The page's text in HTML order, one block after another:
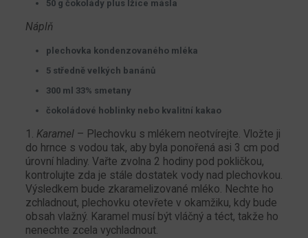
50 g čokolády plus lžíce másla
Náplň
plechovka kondenzovaného mléka
5 středně velkých banánů
300 ml 33% smetany
čokoládové hoblinky nebo kvalitní kakao
1. Karamel– Plechovku s mlékem neotvírejte. Vložte ji
do hrnce s vodou tak, aby byla ponořená asi 3 cm pod
úrovní hladiny. Vařte zvolna 2 hodiny pod pokličkou,
kontrolujte zda je stále dostatek vody nad plechovkou.
Výsledkem bude zkaramelizované mléko. Nechte ho
zchladnout, plechovku otevřete v okamžiku, kdy bude
obsah vlažný. Karamel musí být vláčný a téct, takže ho
nenechte zcela vychladnout.